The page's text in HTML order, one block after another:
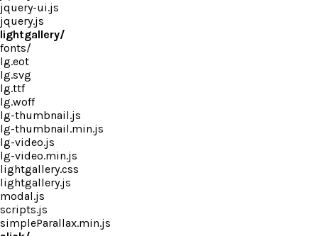
jquery-ui.js
jquery.js
lightgallery/
fonts/
lg.eot
lg.svg
lg.ttf
lg.woff
lg-thumbnail.js
lg-thumbnail.min.js
lg-video.js
lg-video.min.js
lightgallery.css
lightgallery.js
modal.js
scripts.js
simpleParallax.min.js